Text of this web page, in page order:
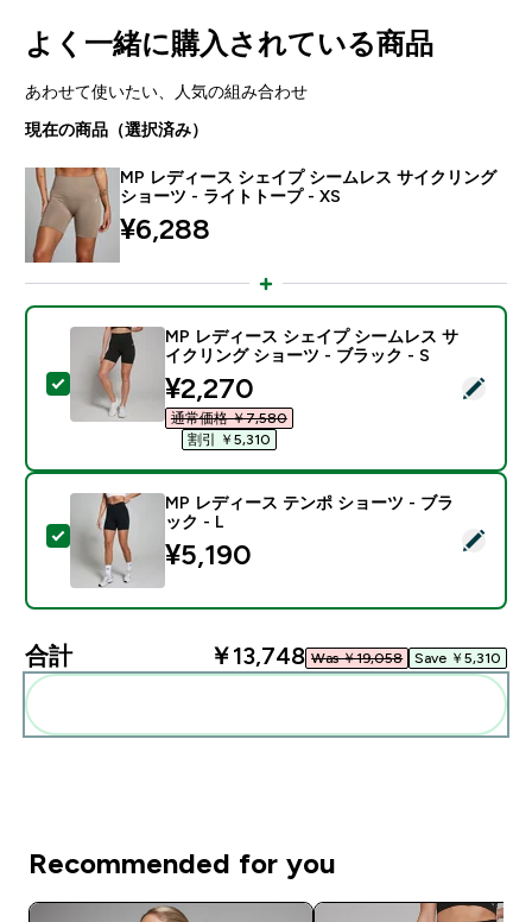
よく一緒に購入されている商品
あわせて使いたい、人気の組み合わせ
現在の商品（選択済み）
MP レディース シェイプ シームレス サイクリング
ショーツ - ライトトープ - XS
¥6,288‎
この商品を選択 - MP レディース シェイプ シームレ
MP レディース シェイプ シームレス サ
イクリング ショーツ - ブラック - S
discounted price
¥2,270‎
通常価格 ￥7,580‎
割引 ￥5,310‎
この商品を選択 - MP レディース テンポ ショーツ -
MP レディース テンポ ショーツ - ブラ
ック - L
¥5,190‎
合計 ￥13,748‎ Was ￥19,058‎ Save ￥5,310‎
Recommended for you